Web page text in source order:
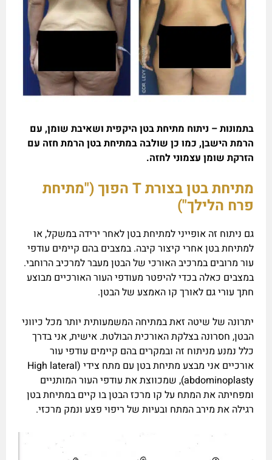
בתמונות – ניתוח מתיחת בטן היקפית ושאיבת שומן, עם
הרמת הישבן, כמו כן שולבה במתיחת בטן הרמת חזה עם
הזרקת שומן עצמוני לחזה.
מתיחת בטן בצורתT הפוך ("מתיחת
פרח הלילך")
גם ניתוח זה אופייני למתיחת בטן לאחר ירידה במשקל, או
למתיחת בטן אחרי קיצור קיבה. במצבים בהם קיימים עודפי
עור מרובים במרכיב האורכי של הבטן מעבר למרכיב הרוחבי.
במצבים כאלה בכדי להיפטר מעודפי העור האורכיים מבוצע
חתך עורי גם לאורך קו האמצע של הבטן.
יתרונה של שיטה זאת במתיחה המשמעותית יותר מכל כיווני
הבטן, חסרונה בצלקת האורכית הבולטת. אישית, אני בדרך
כלל נמנע מניתוח זה ובמקרים בהם קיימים עודפי עור
אורכיים אני מבצע מתיחת בטן עם מתח צידי (High lateral
abdominoplasty), שמכווצת את עודפי העור המותניים
ומפחיתה את המתח על קו מרכז הבטן בו קיים במתיחת בטן
רגילה את מירב המתח ובעיות של ריפוי פצע ונמק מרכזי.